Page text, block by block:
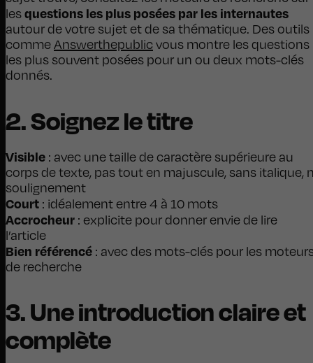
lesquestions les plus posées par les internautes
autour de votre sujet et de sa thématique. Des outils
commeAnswerthepublic vous montre les questions
les plus souvent posées pour un ou deux mots-clés
donnés.
2. Soignez le titre
Visible : avec une taille de caractère supérieure au
corps de texte, pas tout en majuscule, sans italique,
soulignement
Court : idéalement entre 4 à 10 mots
Accrocheur : explicite pour donner envie de lire
l’article
Bien référencé : avec des mots-clés pour les
de recherche
3. Une introduction claire et
complète